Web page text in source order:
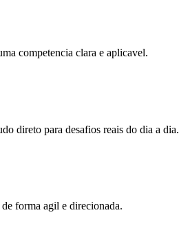
competencia clara e aplicavel.
direto para desafios reais do dia a dia.
forma agil e direcionada.